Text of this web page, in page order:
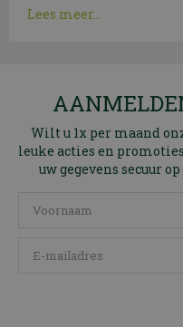
Lees meer...
Wilt u 1x per maand
leuke acties en
uw gegevens secuur